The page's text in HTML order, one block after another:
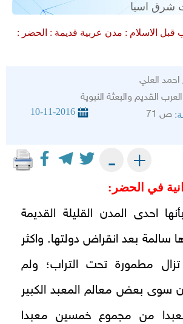
شرق اسيا
قبل الاسلام : مدن عربية قديمة : الحضر :
العلي
القديم والبعثة النبوية
ص 71 10-11-2016
+
-
في الحضر:
احدى المدن القليلة القديمة
سالمة بعد انقراض دولتها. واكثر
تزال مطمورة تحت التراب؛ ولم
سوى بعض معالم المعبد الكبير
من مجموع خمسين معبدا